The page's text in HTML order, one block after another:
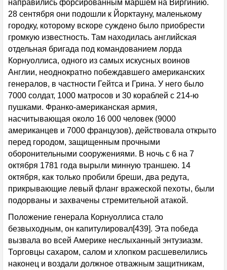
направились форсированным маршем на Виргинию.
28 сентября они подошли к Йорктауну, маленькому
городку, которому вскоре суждено было приобрести
громкую известность. Там находилась английская
отдельная бригада под командованием лорда
Корнуоллиса, одного из самых искусных воинов
Англии, неоднократно побеждавшего американских
генералов, в частности Гейтса и Грина. У него было
7000 солдат, 1000 матросов и 30 кораблей с 214-ю
пушками. Франко-американская армия,
насчитывающая около 16 000 человек (9000
американцев и 7000 французов), действовала открыто
перед городом, защищенным прочными
оборонительными сооружениями. В ночь с 6 на 7
октября 1781 года вырыли минную траншею. 14
октября, как только пробили бреши, два редута,
прикрывающие левый фланг вражеской пехоты, были
подорваны и захвачены стремительной атакой.
Положение генерала Корнуоллиса стало
безвыходным, он капитулировал[439]. Эта победа
вызвала во всей Америке неслыханный энтузиазм.
Торговцы сахаром, салом и хлопком расшевелились
наконец и воздали должное отважным защитникам,